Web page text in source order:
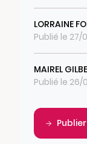
LORRAINE
Publié le 27/
MAIREL
Publié le 26/